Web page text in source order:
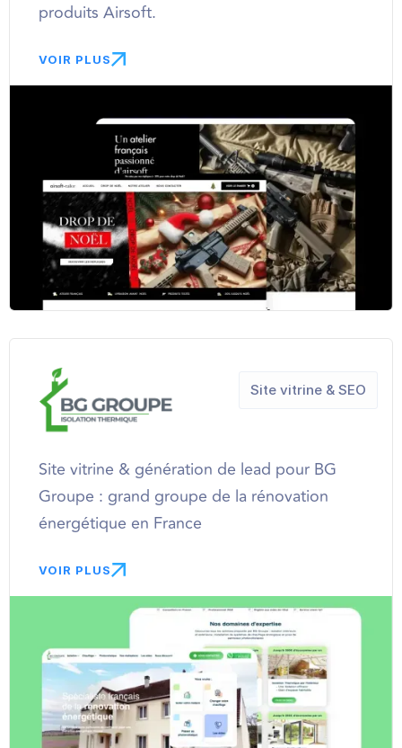
produits Airsoft.
VOIR PLUS
Site vitrine & génération de lead pour BG
Groupe : grand groupe de la rénovation
énergétique en France
VOIR PLUS
Site vitrine & SEO